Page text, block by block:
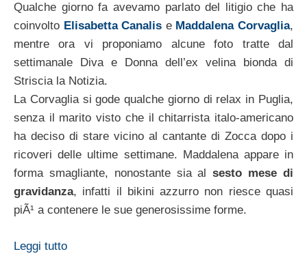
Qualche giorno fa avevamo parlato del litigio che ha
coinvolto Elisabetta Canalis e Maddalena Corvaglia,
mentre ora vi proponiamo alcune foto tratte dal
settimanale Diva e Donna dell’ex velina bionda di
Striscia la Notizia.
La Corvaglia si gode qualche giorno di relax in Puglia,
senza il marito visto che il chitarrista italo-americano
ha deciso di stare vicino al cantante di Zocca dopo i
ricoveri delle ultime settimane. Maddalena appare in
forma smagliante, nonostante sia alsesto mese di
gravidanza, infatti il bikini azzurro non riesce quasi
piÃ¹ a contenere le sue generosissime forme.
Leggi tutto